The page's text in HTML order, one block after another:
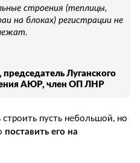
строения (теплицы,
на блоках) регистрации не
Луганского
АЮР, член ОП ЛНР
пусть небольшой, но
поставить его на